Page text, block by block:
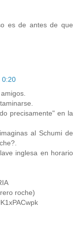
es de antes de que
0:20
precisamente" en la
al Schumi de
inglesa en horario
roche)